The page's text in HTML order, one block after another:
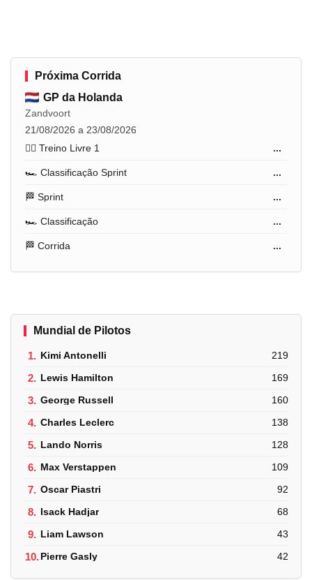
Próxima Corrida
GP da Holanda
Zandvoort
21/08/2026 a 23/08/2026
🏋️‍♂️ Treino Livre 1
...
🏎️ Classificação Sprint ...
🏁 Sprint ...
🏎️ Classificação ...
🏁 Corrida ...
Mundial de Pilotos
1. Kimi Antonelli 219
2. Lewis Hamilton 169
3. George Russell 160
4. Charles Leclerc 138
5. Lando Norris 128
6. Max Verstappen 109
7. Oscar Piastri 92
8. Isack Hadjar 68
9. Liam Lawson 43
10.Pierre Gasly 42